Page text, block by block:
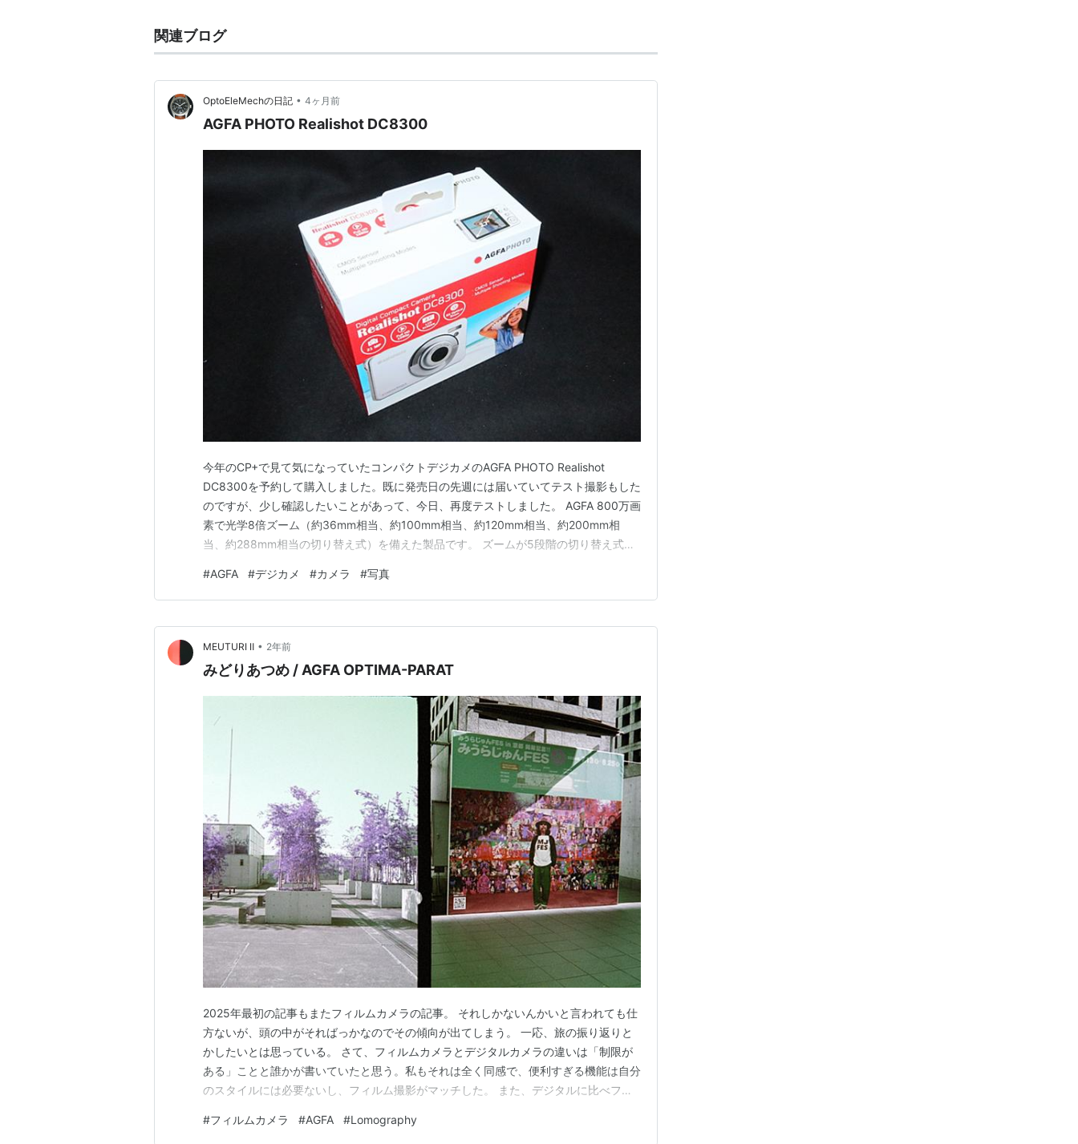
関連ブログ
OptoEleMechの日記 • 4ヶ月前
AGFA PHOTO Realishot DC8300
今年のCP+で見て気になっていたコンパクトデジカメのAGFA PHOTO Realishot
DC8300を予約して購入しました。既に発売日の先週には届いていてテスト撮影もした
のですが、少し確認したいことがあって、今日、再度テストしました。 AGFA 800万画
素で光学8倍ズーム（約36mm相当、約100mm相当、約120mm相当、約200mm相
当、約288mm相当の切り替え式）を備えた製品です。 ズームが5段階の切り替え式と
の前に必ずテスト撮影をして確認するように促しています。説明書に記載がなくて追加
したのでしょ…
#AGFA #デジカメ #カメラ #写真
MEUTURI Ⅱ • 2年前
みどりあつめ / AGFA OPTIMA-PARAT
2025年最初の記事もまたフィルムカメラの記事。 それしかないんかいと言われても仕
方ないが、頭の中がそればっかなのでその傾向が出てしまう。 一応、旅の振り返りと
かしたいとは思っている。 さて、フィルムカメラとデジタルカメラの違いは「制限が
ある」ことと誰かが書いていたと思う。私もそれは全く同感で、便利すぎる機能は自分
のスタイルには必要ないし、フィルム撮影がマッチした。 また、デジタルに比べフィ
てその個性を愛でる気持ちがフィルムカメラ増殖の原因になっている。 ちなみにいま
#フィルムカメラ #AGFA #Lomography